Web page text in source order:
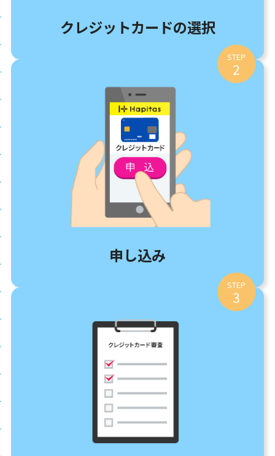
クレジットカードの選択
STEP
2
申し込み
STEP
3